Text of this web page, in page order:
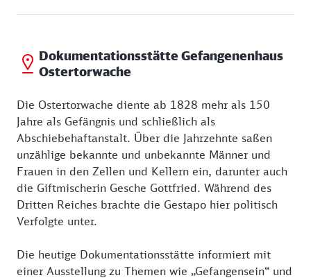
Dokumentationsstätte Gefangenenhaus
Ostertorwache
Die Ostertorwache diente ab 1828 mehr als 150
Jahre als Gefängnis und schließlich als
Abschiebehaftanstalt. Über die Jahrzehnte saßen
unzählige bekannte und unbekannte Männer und
Frauen in den Zellen und Kellern ein, darunter auch
die Giftmischerin Gesche Gottfried. Während des
Dritten Reiches brachte die Gestapo hier politisch
Verfolgte unter.
Die heutige Dokumentationsstätte informiert mit
einer Ausstellung zu Themen wie „Gefangensein“ und